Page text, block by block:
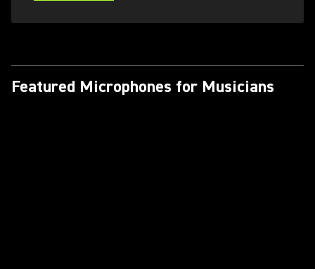
Featured Microphones for Musicians